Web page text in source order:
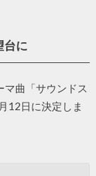
台に
曲「サウンドス
12日に決定しま